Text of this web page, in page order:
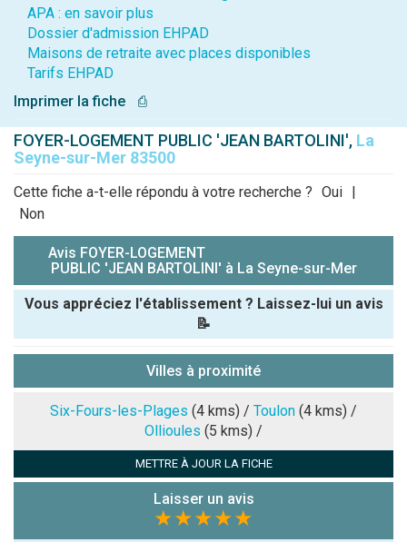
APA : en savoir plus
Dossier d'admission EHPAD
Maisons de retraite avec places disponibles
Tarifs EHPAD
Imprimer la fiche
⎙
FOYER-LOGEMENT PUBLIC 'JEAN BARTOLINI', La
Seyne-sur-Mer 83500
Cette fiche a-t-elle répondu à votre recherche ? Oui |
Non
Avis FOYER-LOGEMENT
PUBLIC 'JEAN BARTOLINI' à La Seyne-sur-Mer
Vous appréciez l'établissement ? Laissez-lui un avis
📝
Note que vous souhaitez attribuer :
Antispam -
Villes à proximité
Six-Fours-les-Plages (4 kms) / Toulon (4 kms) /
Ollioules (5 kms) /
METTRE À JOUR LA FICHE
Laisser un avis
★★★★★